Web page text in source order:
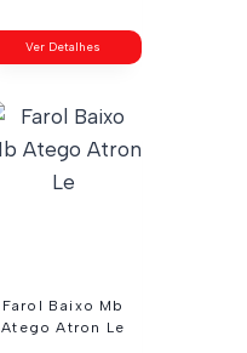
Ver Detalhes
Farol Baixo Mb
Atego Atron Le